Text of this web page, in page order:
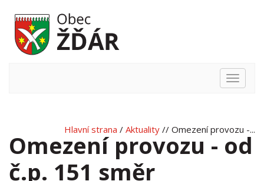
Hlavní
Hlavní strana / Aktuality // Omezení provozu -...
Omezení provozu - od
č.p. 151 směr